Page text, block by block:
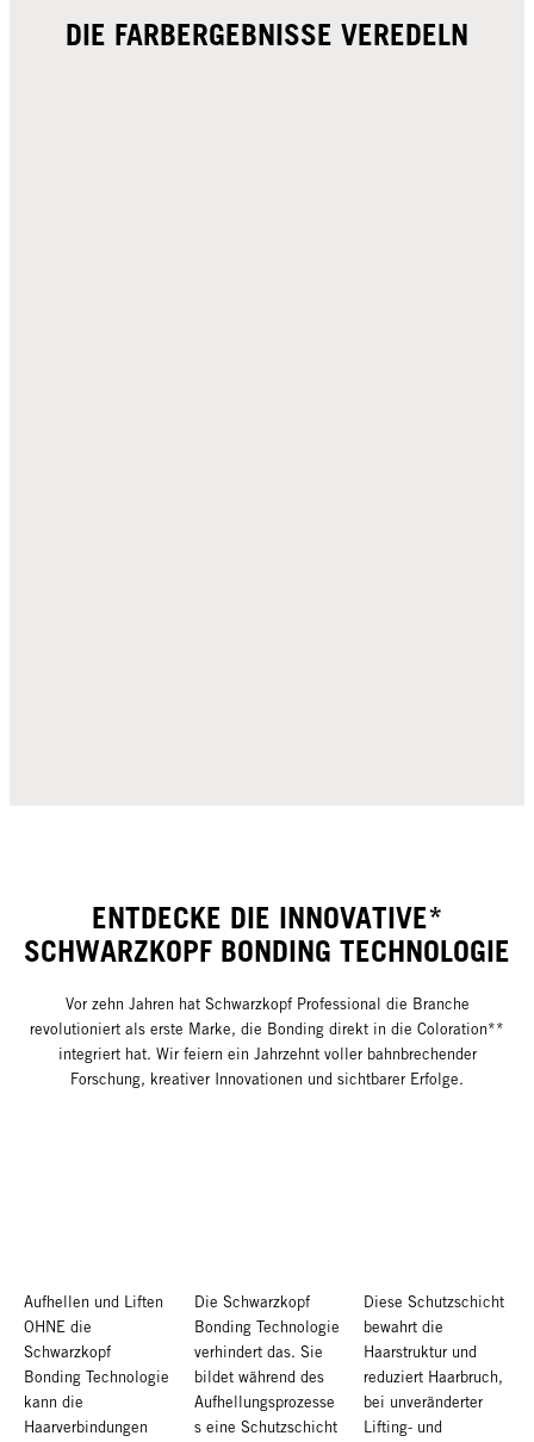
DIE FARBERGEBNISSE VEREDELN
ENTDECKE DIE INNOVATIVE*
SCHWARZKOPF BONDING TECHNOLOGIE
Vor zehn Jahren hat Schwarzkopf Professional die Branche
revolutioniert als erste Marke, die Bonding direkt in die Coloration**
integriert hat. Wir feiern ein Jahrzehnt voller bahnbrechender
Forschung, kreativer Innovationen und sichtbarer Erfolge.
Aufhellen und Liften
OHNE die
Schwarzkopf
Bonding Technologie
kann die
Haarverbindungen
Die Schwarzkopf
Bonding Technologie
verhindert das. Sie
bildet während des
Aufhellungsprozesse
s eine Schutzschicht
Diese Schutzschicht
bewahrt die
Haarstruktur und
reduziert Haarbruch,
bei unveränderter
Lifting- und